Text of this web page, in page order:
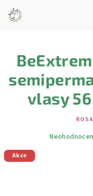
obsah
vlasy
Průměrné
Akce